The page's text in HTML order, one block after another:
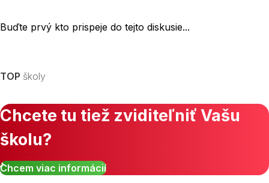
Buďte prvý kto prispeje do tejto diskusie...
TOP školy
Chcete tu tiež zviditeľniť Vašu
školu?
Chcem viac informácií